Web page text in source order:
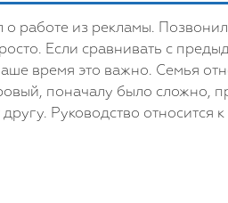
работе из рекламы.
Если сравнивать с
время это важно. Семья
поначалу было сложно,
Руководство относится